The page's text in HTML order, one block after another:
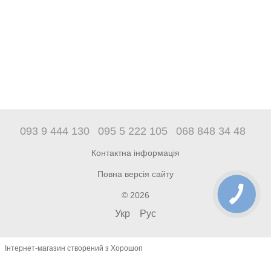
093 9 444 130 095 5 222 105 068 848 34 48
Контактна інформація
Повна версія сайту
© 2026
Укр Рус
Інтернет-магазин створений з Хорошоп